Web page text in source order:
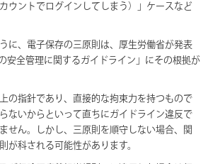
ウントでログインしてしまう）」ケースなど
に、電子保存の三原則は、厚生労働省が発表
安全管理に関するガイドライン」にその根拠が
の指針であり、直接的な拘束力を持つもので
ないからといって直ちにガイドライン違反で
せん。しかし、三原則を順守しない場合、関
が科される可能性があります。